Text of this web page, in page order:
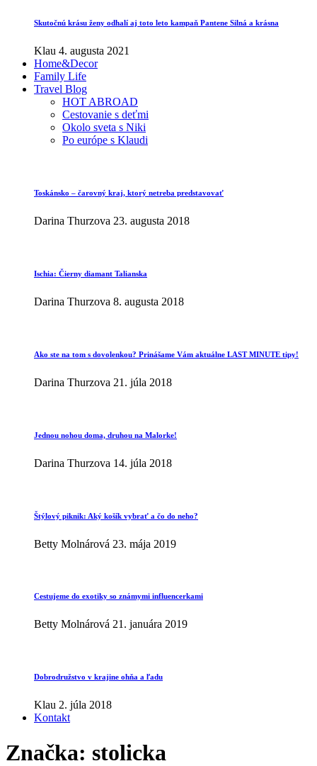
Skutočnú krásu ženy odhalí aj toto leto kampaň Pantene Silná a krásna
Klau 4. augusta 2021
Home&Decor
Family Life
Travel Blog
HOT ABROAD
Cestovanie s deťmi
Okolo sveta s Niki
Po európe s Klaudi
Toskánsko – čarovný kraj, ktorý netreba predstavovať
Darina Thurzova 23. augusta 2018
Ischia: Čierny diamant Talianska
Darina Thurzova 8. augusta 2018
Ako ste na tom s dovolenkou? Prinášame Vám aktuálne LAST MINUTE tipy!
Darina Thurzova 21. júla 2018
Jednou nohou doma, druhou na Malorke!
Darina Thurzova 14. júla 2018
Štýlový piknik: Aký košík vybrať a čo do neho?
Betty Molnárová 23. mája 2019
Cestujeme do exotiky so známymi influencerkami
Betty Molnárová 21. januára 2019
Dobrodružstvo v krajine ohňa a ľadu
Klau 2. júla 2018
Kontakt
Značka: stolicka